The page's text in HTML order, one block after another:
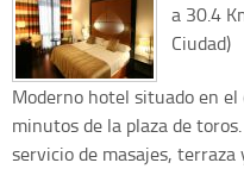
a 30.4
Ciudad)
Moderno hotel situado en
minutos de la plaza de
servicio de masajes, terraza